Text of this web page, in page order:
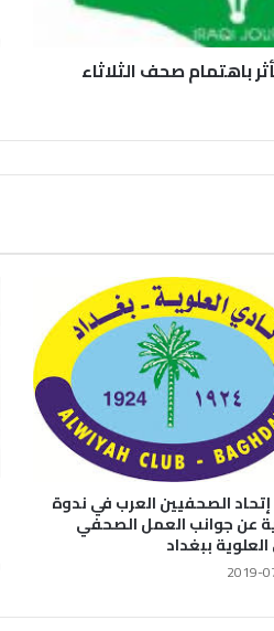
باهتمام صحف الثلاثاء
الصحفيين العرب في ندوة
عن جوانب العمل الصحفي
ببغداد
2019-